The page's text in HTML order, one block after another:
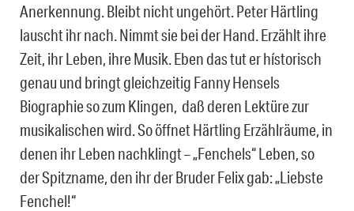
Anerkennung. Bleibt nicht ungehört. Peter Härtling
lauscht ihr nach. Nimmt sie bei der Hand. Erzählt ihre
Zeit, ihr Leben, ihre Musik. Eben das tut er hístorisch
genau und bringt gleichzeitig Fanny Hensels
Biographie so zum Klingen, daß deren Lektüre zur
musikalischen wird. So öffnet Härtling Erzählräume, in
denen ihr Leben nachklingt – „Fenchels“ Leben, so
der Spitzname, den ihr der Bruder Felix gab: „Liebste
Fenchel!“